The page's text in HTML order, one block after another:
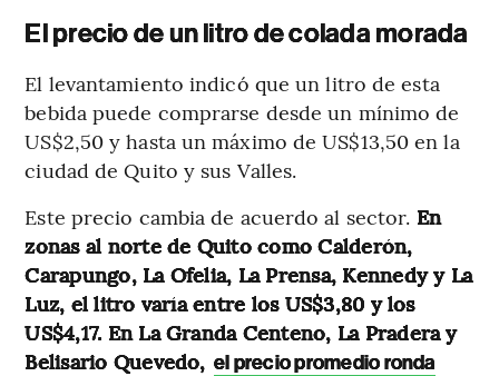
El precio de un litro de colada morada
El levantamiento indicó que un litro de esta
bebida puede comprarse desde un mínimo de
US$2,50 y hasta un máximo de US$13,50 en la
ciudad de Quito y sus Valles.
Este precio cambia de acuerdo al sector. En
zonas al norte de Quito como Calderón,
Carapungo, La Ofelia, La Prensa, Kennedy y La
Luz, el litro varía entre los US$3,80 y los
US$4,17. En La Granda Centeno, La Pradera y
Belisario Quevedo, el precio promedio ronda